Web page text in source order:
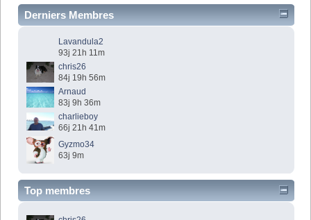
Derniers Membres
Lavandula2
93j 21h 11m
chris26
84j 19h 56m
Arnaud
83j 9h 36m
charlieboy
66j 21h 41m
Gyzmo34
63j 9m
Top membres